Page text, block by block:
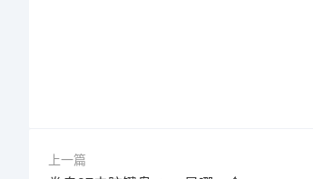
上一篇